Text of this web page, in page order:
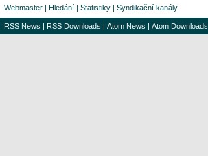
Webmaster | Hledání | Statistiky | Syndikační kanály
RSS News | RSS Downloads | Atom News | Atom Downloads